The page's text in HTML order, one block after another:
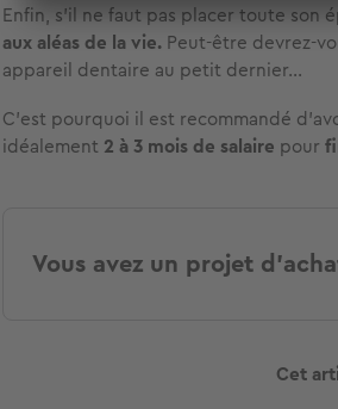
Enfin, s’il ne faut pas placer toute son
aux aléas de la vie. Peut-être devrez-
appareil dentaire au petit dernier…
C’est pourquoi il est recommandé
idéalement 2 à 3 mois de salaire pour
Vous avez un projet
Cet